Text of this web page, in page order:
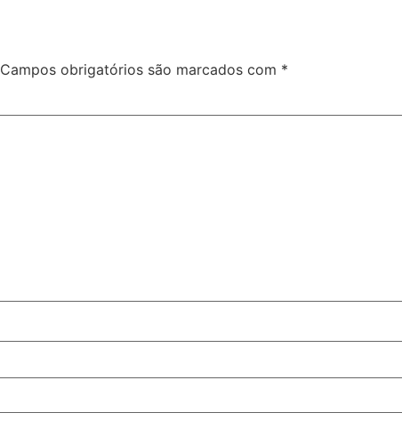
Campos obrigatórios são marcados com *